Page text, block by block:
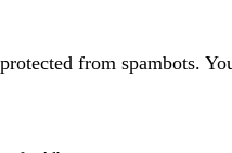
from spambots.